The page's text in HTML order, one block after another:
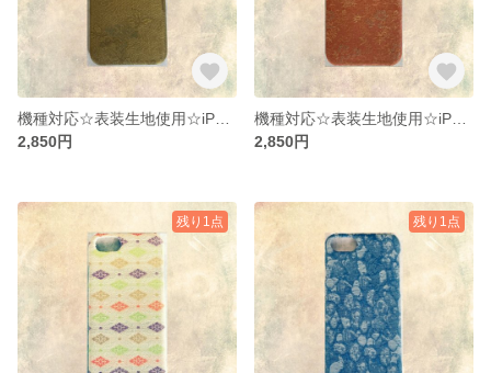
2,850円
2,850円
残り1点 残り1点